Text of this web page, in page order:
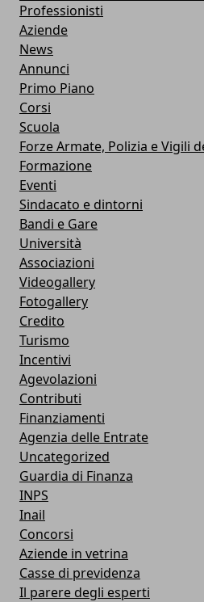
Professionisti
Aziende
News
Annunci
Primo Piano
Corsi
Scuola
Forze Armate, Polizia e Vigili
Formazione
Eventi
Sindacato e dintorni
Bandi e Gare
Università
Associazioni
Videogallery
Fotogallery
Credito
Turismo
Incentivi
Agevolazioni
Contributi
Finanziamenti
Agenzia delle Entrate
Uncategorized
Guardia di Finanza
INPS
Inail
Concorsi
Aziende in vetrina
Casse di previdenza
Il parere degli esperti